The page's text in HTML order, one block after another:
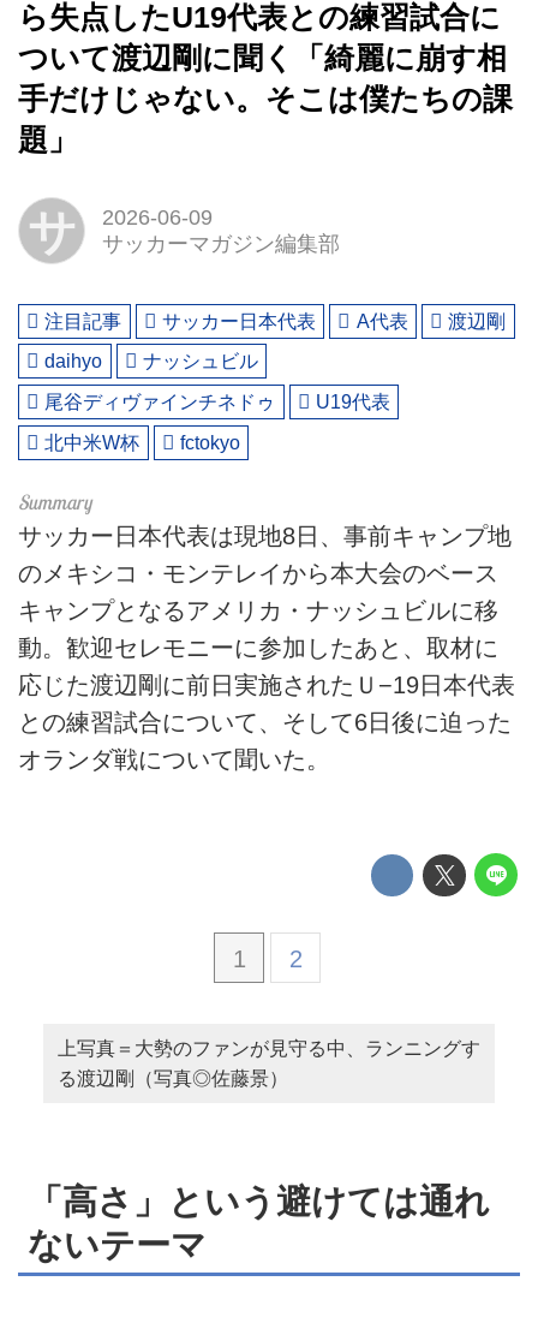
ら失点したU19代表との練習試合に
ついて渡辺剛に聞く「綺麗に崩す相
手だけじゃない。そこは僕たちの課
題」
サ
2026-06-09
サッカーマガジン編集部
注目記事 サッカー日本代表 A代表
渡辺剛
daihyo
ナッシュビル
尾谷ディヴァインチネドゥ
U19代表
北中米W杯
fctokyo
サッカー日本代表は現地8日、事前キャンプ地
のメキシコ・モンテレイから本大会のベース
キャンプとなるアメリカ・ナッシュビルに移
動。歓迎セレモニーに参加したあと、取材に
応じた渡辺剛に前日実施されたＵ−19日本代表
との練習試合について、そして6日後に迫った
オランダ戦について聞いた。
1 2
上写真＝大勢のファンが見守る中、ランニングす
る渡辺剛（写真◎佐藤景）
「高さ」という避けては通れ
ないテーマ